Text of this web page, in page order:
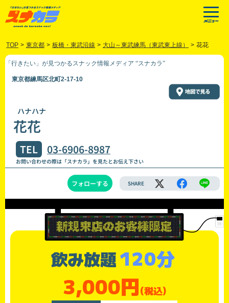
TOP > 東京都 > 板橋・東武沿線 > 大山～東武練馬（東武東上線） > 花花
「行きたい」が見つかるスナック情報メディア “スナカラ”
東京都練馬区北町2-17-10
ハナハナ
花花
TEL 03-6906-8987
お問い合わせの際は「スナカラ」を見たとお伝え下さい
フォローする SHARE
飲み放題120分
3,000円(税込)